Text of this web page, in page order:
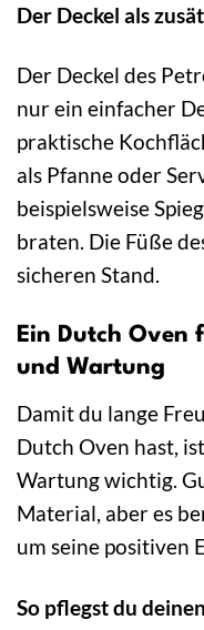
Der Deckel als
Der Deckel des
nur ein einfacher
praktische
als Pfanne oder
beispielsweise
braten. Die Füße
sicheren Stand.
Ein Dutch Oven
und Wartung
Damit du lange
Dutch Oven hast,
Wartung wichtig.
Material, aber es
um seine positiven
So pflegst du